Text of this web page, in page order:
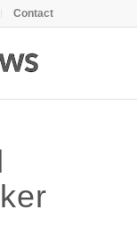
Contact